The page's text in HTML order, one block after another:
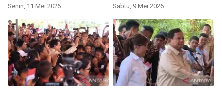
Senin, 11 Mei 2026 Sabtu, 9 Mei 2026